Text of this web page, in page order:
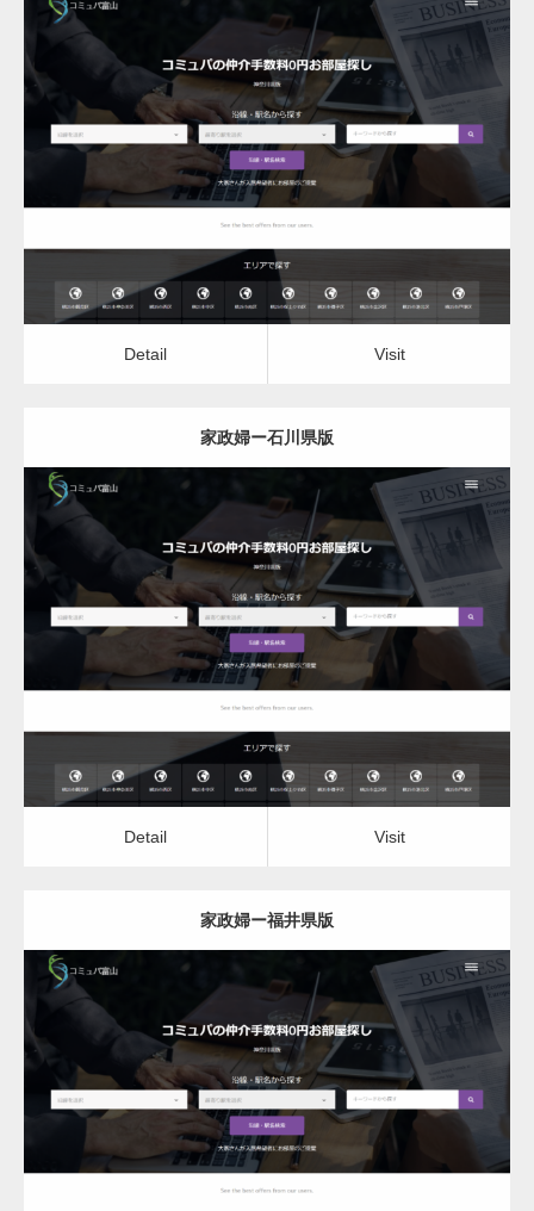
更新日： 2022.12.06
Detail Visit
Detail Visit
家政婦ー石川県版
更新日： 2022.12.06
Detail Visit
Detail Visit
家政婦ー福井県版
更新日： 2022.12.06
Detail Visit